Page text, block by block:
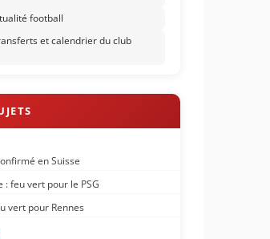
football
et calendrier du club
en Suisse
: feu vert pour le PSG
vert pour Rennes